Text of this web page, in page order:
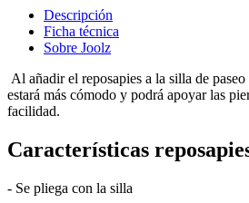
Descripción
Ficha técnica
Sobre Joolz
Al añadir el reposapies a la silla de
estará más cómodo y podrá apoyar las
facilidad.
Características
- Se pliega con la silla